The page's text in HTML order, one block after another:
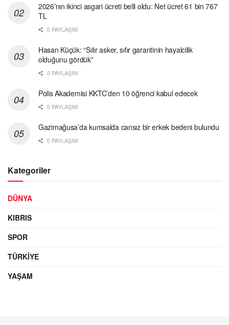
2026’nın ikinci asgari ücreti belli oldu: Net ücret 61 bin 767
TL
0 PAYLAŞIM
Hasan Küçük: “Sıfır asker, sıfır garantinin hayalcilik
olduğunu gördük”
0 PAYLAŞIM
Polis Akademisi KKTC’den 10 öğrenci kabul edecek
0 PAYLAŞIM
Gazimağusa’da kumsalda cansız bir erkek bedeni bulundu
0 PAYLAŞIM
Kategoriler
DÜNYA
KIBRIS
SPOR
TÜRKIYE
YAŞAM